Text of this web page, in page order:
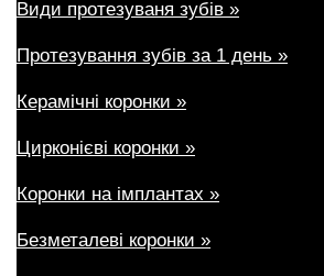
Види протезуваня зубів »
Протезування зубів за 1 день »
Керамічні коронки »
Цирконієві коронки »
Коронки на імплантах »
Безметалеві коронки »